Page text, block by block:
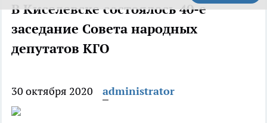
В Киселевске состоялось 40-е
заседание Совета народных
депутатов КГО
30 октября 2020 administrator